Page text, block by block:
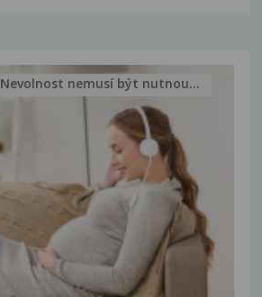
Nevolnost nemusí být nutnou...